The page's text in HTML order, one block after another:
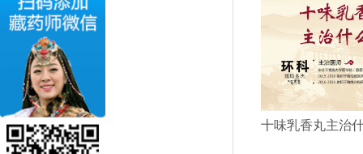
十味乳香丸主治